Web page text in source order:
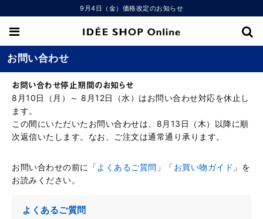
9月4日（金）価格改定のお知らせ
お問い合わせ
お問い合わせ停止期間のお知らせ
8月10日（月）～ 8月12日（水）はお問い合わせ対応を休止し
ます。
この間にいただいたお問い合わせは、8月13日（木）以降に順
次返信いたします。なお、ご注文は通常通り承ります。
お問い合わせの前に「よくあるご質問 」「お買い物ガイド 」を
お読みください。
よくあるご質問